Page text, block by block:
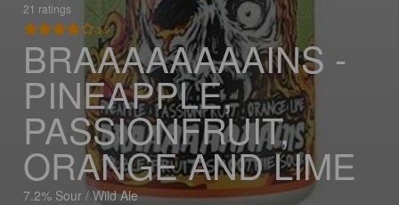
21 ratings
3.9
BRAAAAAAAAINS -
PINEAPPLE,
PASSIONFRUIT,
ORANGE AND LIME
7.2% Sour / Wild Ale